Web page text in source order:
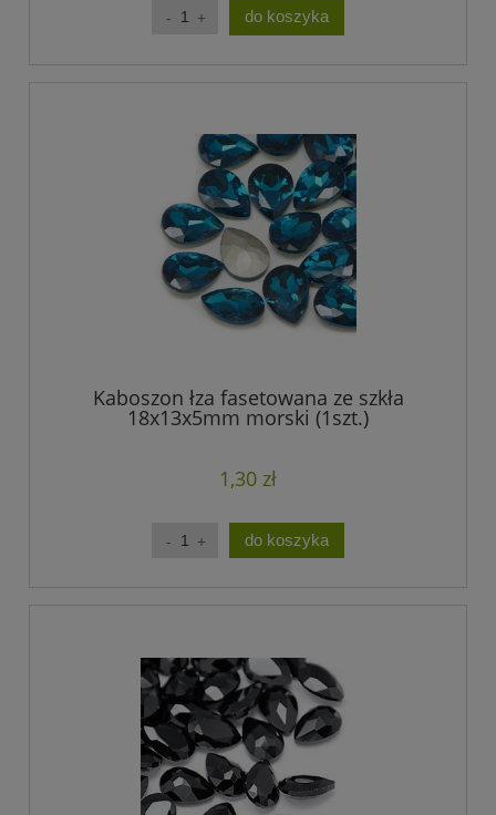
do koszyka
Kaboszon łza fasetowana ze szkła
18x13x5mm morski (1szt.)
1,30 zł
do koszyka